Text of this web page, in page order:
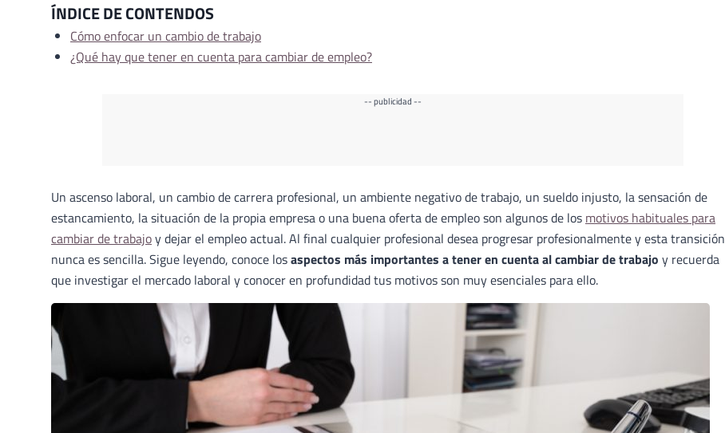
ÍNDICE DE CONTENDOS
Cómo enfocar un cambio de trabajo
¿Qué hay que tener en cuenta para cambiar de empleo?
-- publicidad --
Un ascenso laboral, un cambio de carrera profesional, un ambiente negativo de trabajo, un sueldo injusto, la sensación de
estancamiento, la situación de la propia empresa o una buena oferta de empleo son algunos de los motivos habituales para
cambiar de trabajoy dejar el empleo actual. Al final cualquier profesional desea progresar profesionalmente y esta transición
nunca es sencilla. Sigue leyendo, conoce losaspectos más importantes a tener en cuenta al cambiar de trabajo y recuerda
que investigar el mercado laboral y conocer en profundidad tus motivos son muy esenciales para ello.